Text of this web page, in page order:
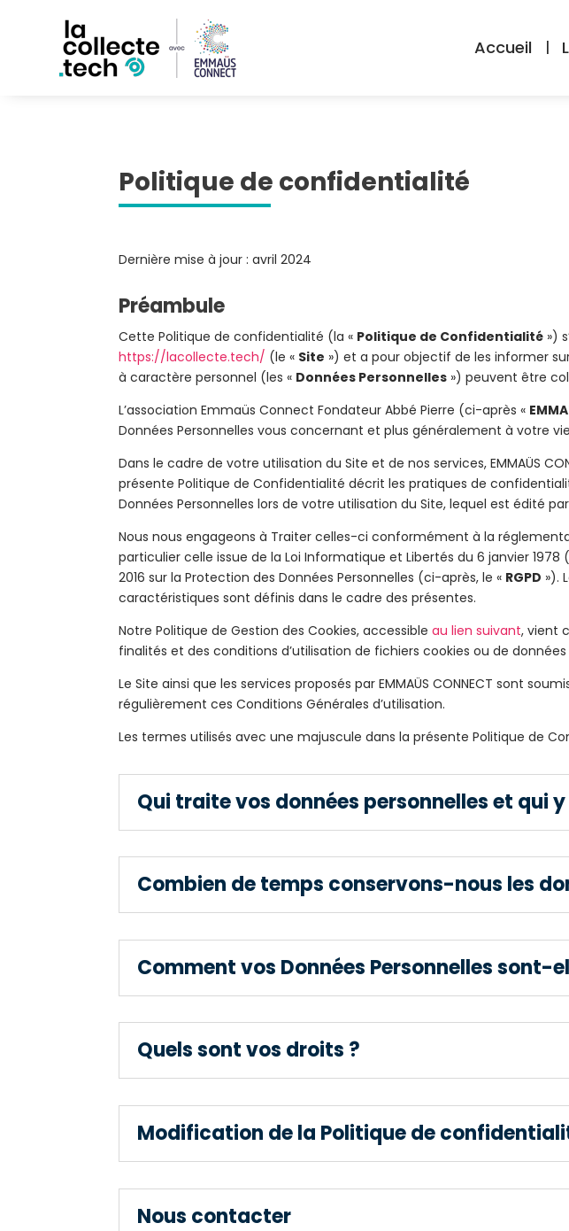
Accueil
Politique de confidentialité
Dernière mise à jour : avril 2024
Préambule
Cette Politique de confidentialité (la « Politique de Confidentialité »)
https://lacollecte.tech/ (le « Site ») et a pour objectif de les informer
à caractère personnel (les « Données Personnelles ») peuvent être
L’association Emmaüs Connect Fondateur Abbé Pierre (ci-après «
Données Personnelles vous concernant et plus généralement à votre
Dans le cadre de votre utilisation du Site et de nos services, EMMAÜS
présente Politique de Confidentialité décrit les pratiques de
Données Personnelles lors de votre utilisation du Site, lequel est édité par
Nous nous engageons à Traiter celles-ci conformément à la
particulier celle issue de la Loi Informatique et Libertés du 6 janvier 1978
2016 sur la Protection des Données Personnelles (ci-après, le « RGPD »).
caractéristiques sont définis dans le cadre des présentes.
Notre Politique de Gestion des Cookies, accessible au lien suivant, vient
finalités et des conditions d’utilisation de fichiers cookies ou de données
Le Site ainsi que les services proposés par EMMAÜS CONNECT sont
régulièrement ces Conditions Générales d’utilisation.
Les termes utilisés avec une majuscule dans la présente Politique de
Qui traite vos données personnelles et qui
Combien de temps conservons-nous les
Comment vos Données Personnelles sont-
Quels sont vos droits ?
Modification de la Politique de
Nous contacter